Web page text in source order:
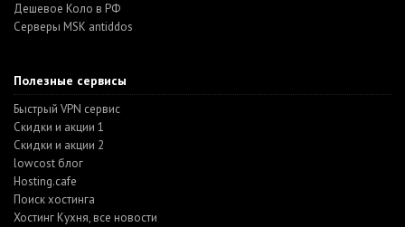
Дешевое Коло в РФ
Серверы MSK antiddos
Полезные сервисы
Быстрый VPN сервис
Скидки и акции 1
Скидки и акции 2
lowcost блог
Hosting.cafe
Поиск хостинга
Хостинг Кухня, все новости